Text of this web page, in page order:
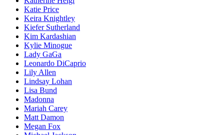
Katie Price
Keira Knightley
Kiefer Sutherland
Kim Kardashian
Kylie Minogue
Lady GaGa
Leonardo DiCaprio
Lily Allen
Lindsay Lohan
Lisa Bund
Madonna
Mariah Carey
Matt Damon
Megan Fox